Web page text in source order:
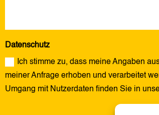
Datenschutz
Ich stimme zu, dass meine Angaben
meiner Anfrage erhoben und verarbeitet
Umgang mit Nutzerdaten finden Sie in